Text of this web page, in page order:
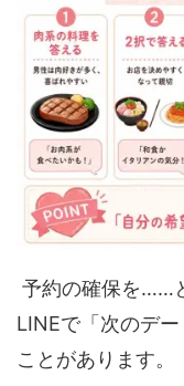
予約の確保を……
LINEで「次のデ
ことがあります。